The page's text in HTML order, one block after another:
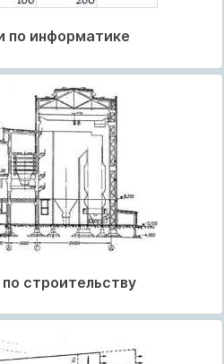
по информатике
строительству